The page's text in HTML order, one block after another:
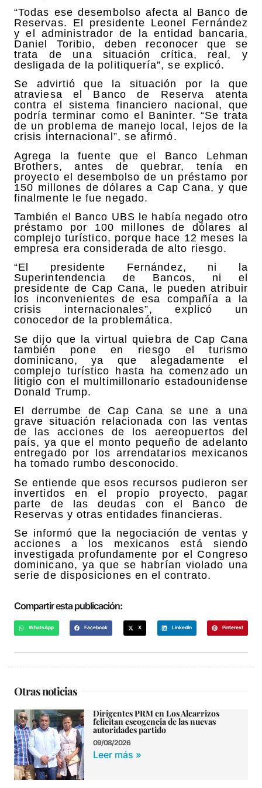
“Todas ese desembolso afecta al Banco de
Reservas. El presidente Leonel Fernández
y el administrador de la entidad bancaria,
Daniel Toribio, deben reconocer que se
trata de una situación crítica, real, y
desligada de la politiquería”, se explicó.
Se advirtió que la situación por la que
atraviesa el Banco de Reserva atenta
contra el sistema financiero nacional, que
podría terminar como el Baninter. “Se trata
de un problema de manejo local, lejos de la
crisis internacional”, se afirmó.
Agrega la fuente que el Banco Lehman
Brothers, antes de quebrar, tenía en
proyecto el desembolso de un préstamo por
150 millones de dólares a Cap Cana, y que
finalmente le fue negado.
También el Banco UBS le había negado otro
préstamo por 100 millones de dólares al
complejo turístico, porque hace 12 meses la
empresa era considerada de alto riesgo.
“El presidente Fernández, ni la
Superintendencia de Bancos, ni el
presidente de Cap Cana, le pueden atribuir
los inconvenientes de esa compañía a la
crisis internacionales”, explicó un
conocedor de la problemática.
Se dijo que la virtual quiebra de Cap Cana
también pone en riesgo el turismo
dominicano, ya que alegadamente el
complejo turístico hasta ha comenzado un
litigio con el multimillonario estadounidense
Donald Trump.
El derrumbe de Cap Cana se une a una
grave situación relacionada con las ventas
de las acciones de los aereopuertos del
país, ya que el monto pequeño de adelanto
entregado por los arrendatarios mexicanos
ha tomado rumbo desconocido.
Se entiende que esos recursos pudieron ser
invertidos en el propio proyecto, pagar
parte de las deudas con el Banco de
Reservas y otras entidades financieras.
Se informó que la negociación de ventas y
acciones a los mexicanos está siendo
investigada profundamente por el Congreso
dominicano, ya que se habrían violado una
serie de disposiciones en el contrato.
Compartir esta publicación:
WhatsApp Facebook X LinkedIn Pinterest
Otras noticias
Dirigentes PRM en Los Alcarrizos
felicitan escogencia de las nuevas
autoridades partido
09/08/2026
Leer más »